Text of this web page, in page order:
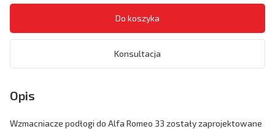
Konsultacja
Opis
Wzmacniacze podłogi do Alfa Romeo 33 zostały zaprojektowane